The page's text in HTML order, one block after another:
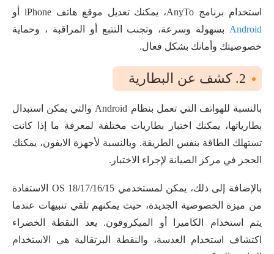
استخدام برنامج AnyTo، يمكنك تعديل موقع هاتف iPhone أو
Android بسهولة وسرعة، وتجنب التتبع أو المراقبة ، وحماية
خصوصيتك وأمانك بشكل فعال.
2. كشف عن البطارية
بالنسبة للهواتف التي تعمل بنظام Android والتي يمكن استبدال
بطارياتها، يمكنك اختبار بطاريات مختلفة لمعرفة ما إذا كانت
تستهلك الطاقة بنفس الطريقة. وبالنسبة لأجهزة الايفون، يمكنك
الحجز في مركز الصيانة لإجراء الاختبار.
بالإضافة إلى ذلك، يمكن لمستخدمي OS 18/17/16/15 الاستفادة
من ميزة الخصوصية الجديدة، حيث يمكنهم تلقي تنبيهات عندما
يتم استخدام الكاميرا أو الميكروفون. يعد النقطة الخضراء
اكتشاف استخدام العدسة، والنقطة البرتقالية هي الاستخدام